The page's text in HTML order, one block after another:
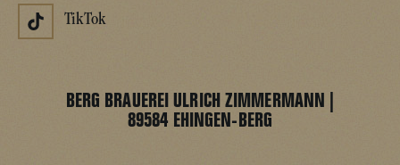
TikTok
BERG BRAUEREI ULRICH ZIMMERMANN |
89584 EHINGEN-BERG